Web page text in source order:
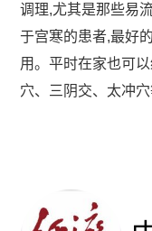
调理,尤其是那些易
于宫寒的患者,最好
用。平时在家也可
穴、三阴交、太冲